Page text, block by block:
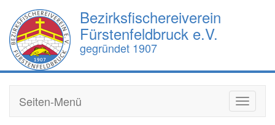
Bezirksfischereiverein
Fürstenfeldbruck e.V.
gegründet 1907
Toggle
Seiten-Menü